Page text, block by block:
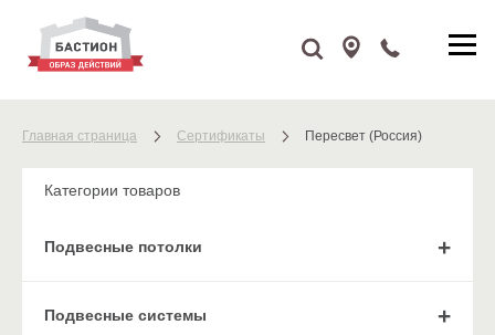
Главная страница Сертификаты Пересвет (Россия)
Категории товаров
Подвесные потолки
Подвесные системы